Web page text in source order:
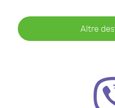
Altre